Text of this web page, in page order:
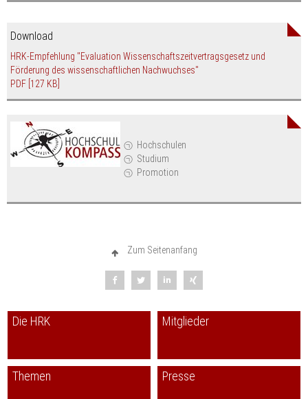
Hochschulen
Studium
Promotion
Download
HRK-Empfehlung "Evaluation Wissenschaftszeitvertragsgesetz und
Förderung des wissenschaftlichen Nachwuchses"
PDF [127 KB]
Zum Seitenanfang
Die HRK Mitglieder
Themen Presse